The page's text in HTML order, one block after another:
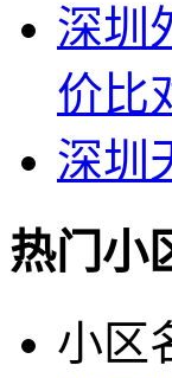
深圳
价比
深圳
热门小
小区